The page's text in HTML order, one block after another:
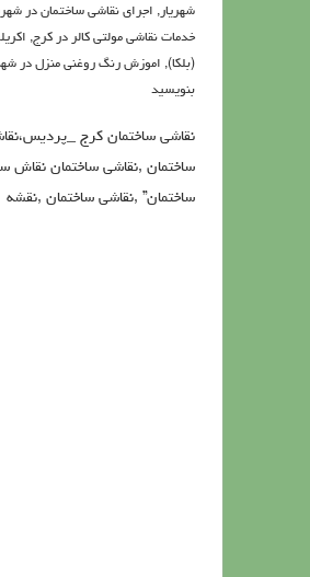
شهریار, اجرای نقاشی ساختمان در
خدمات نقاشی مولتی کالر در کرج,
(بلکا), اموزش رنگ روغنی منزل در
بنویسید
نقاشی ساختمان کرج
ساختمان ,نقاشی ساختمان نقاش
ساختمان” ,نقاشی ساختمان ,نقشه